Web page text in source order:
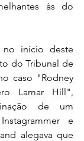
às do
no início deste
do Tribunal de
caso "Rodney
Lamar Hill",
de um
e
alegava que